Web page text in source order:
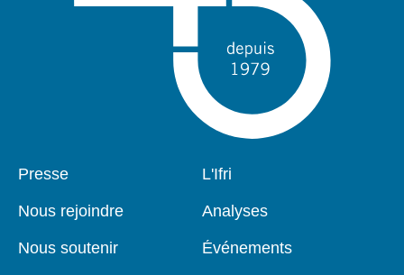
Pied
Presse
Nous rejoindre
Nous soutenir
Navigation
L'Ifri
Analyses
Événements